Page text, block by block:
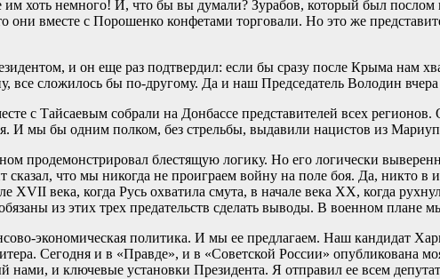
хоть немного! И, что бы вы думали? Зурабов, который был
они вместе с Порошенко конфетами торговали. Но это же
и он еще раз подтвердил: если бы сразу после Крыма нам
все сложилось бы по-другому. Да и наш Председатель Володин вчера
с Тайсаевым собрали на Донбассе представителей всех
И мы бы одним полком, без стрельбы, выдавили нацистов из
продемонстрировал блестящую логику. Но его логически
что мы никогда не проиграем войну на поле боя. Да, никто
XVII века, когда Русь охватила смута, в начале века XX, когда
из этих трех предательств сделать выводы. В военном
экономическая политика. И мы ее предлагаем. Наш кандидат
Сегодня и в «Правде», и в «Советской России» опубликована
и ключевые установки Президента. Я отправил ее всем